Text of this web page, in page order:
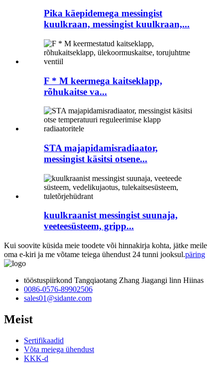
Pika käepidemega messingist
kuulkraan, messingist kuulkraan,...
F * M keermega kaitseklapp,
rõhukaitse va...
STA majapidamisradiaator,
messingist käsitsi otsene...
kuulkraanist messingist suunaja,
veeteesüsteem, gripp...
Kui soovite küsida meie toodete või hinnakirja kohta, jätke meile
oma e-kiri ja me võtame teiega ühendust 24 tunni jooksul.päring
tööstuspiirkond Tangqiaotang Zhang Jiagangi linn Hiinas
0086-0576-89902506
sales01@sidante.com
Meist
Sertifikaadid
Võta meiega ühendust
KKK-d